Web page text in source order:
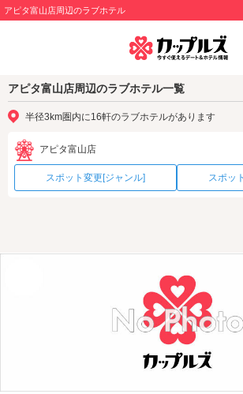
アピタ富山店周辺のラブホテル
アピタ富山店周辺のラブホテル一覧
半径3km圏内に16軒のラブホテルがあります
アピタ富山店
スポット変更[ジャンル] スポッ